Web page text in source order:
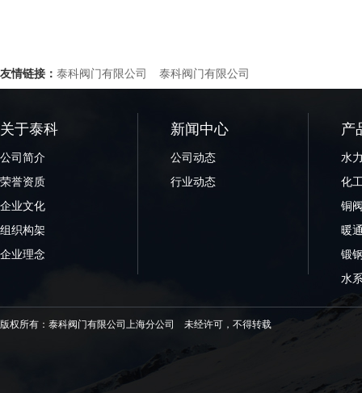
友情链接： 泰科阀门有限公司 泰科阀门有限公司
关于泰科
公司简介
荣誉资质
企业文化
组织构架
企业理念
新闻中心
公司动态
行业动态
产
水
化
铜
暖
锻
水
版权所有：泰科阀门有限公司上海分公司 未经许可，不得转载